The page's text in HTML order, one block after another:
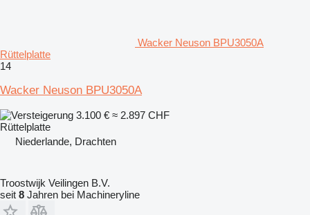
Wacker Neuson BPU3050A
Rüttelplatte
14
Wacker Neuson BPU3050A
3.100 € ≈ 2.897 CHF
Rüttelplatte
Niederlande, Drachten
Troostwijk Veilingen B.V.
seit 8 Jahren bei Machineryline